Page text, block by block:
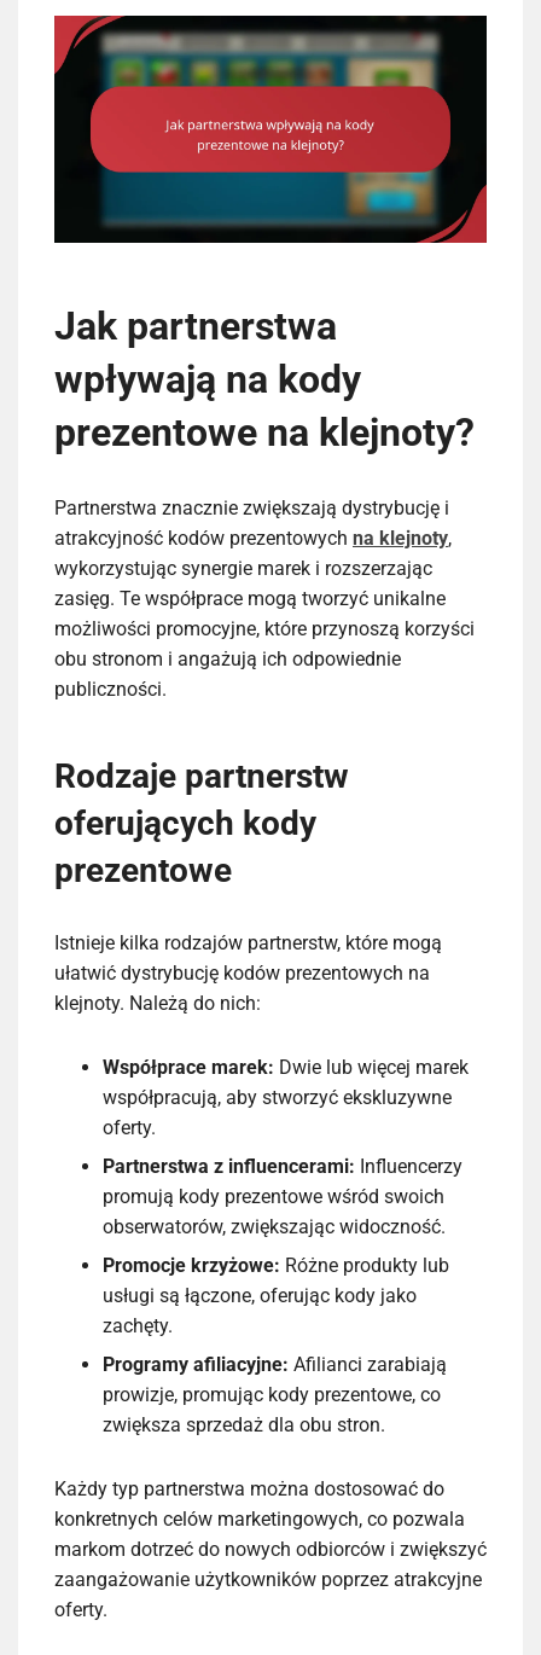
Jak partnerstwa
wpływają na kody
prezentowe na klejnoty?
Partnerstwa znacznie zwiększają dystrybucję i
atrakcyjność kodów prezentowych na klejnoty,
wykorzystując synergie marek i rozszerzając
zasięg. Te współprace mogą tworzyć unikalne
możliwości promocyjne, które przynoszą korzyści
obu stronom i angażują ich odpowiednie
publiczności.
Rodzaje partnerstw
oferujących kody
prezentowe
Istnieje kilka rodzajów partnerstw, które mogą
ułatwić dystrybucję kodów prezentowych na
klejnoty. Należą do nich:
Współprace marek: Dwie lub więcej marek
współpracują, aby stworzyć ekskluzywne
oferty.
Partnerstwa z influencerami: Influencerzy
promują kody prezentowe wśród swoich
obserwatorów, zwiększając widoczność.
Promocje krzyżowe: Różne produkty lub
usługi są łączone, oferując kody jako
zachęty.
Programy afiliacyjne: Afilianci zarabiają
prowizje, promując kody prezentowe, co
zwiększa sprzedaż dla obu stron.
Każdy typ partnerstwa można dostosować do
konkretnych celów marketingowych, co pozwala
markom dotrzeć do nowych odbiorców i zwiększyć
zaangażowanie użytkowników poprzez atrakcyjne
oferty.